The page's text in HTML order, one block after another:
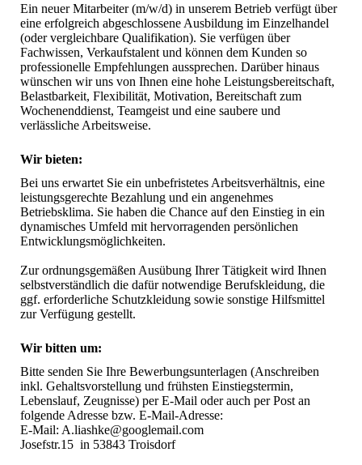
Ein neuer Mitarbeiter (m/w/d) in unserem Betrieb verfügt über
eine erfolgreich abgeschlossene Ausbildung im Einzelhandel
(oder vergleichbare Qualifikation). Sie verfügen über
Fachwissen, Verkaufstalent und können dem Kunden so
professionelle Empfehlungen aussprechen. Darüber hinaus
wünschen wir uns von Ihnen eine hohe Leistungsbereitschaft,
Belastbarkeit, Flexibilität, Motivation, Bereitschaft zum
Wochenenddienst, Teamgeist und eine saubere und
verlässliche Arbeitsweise.
Wir bieten:
Bei uns erwartet Sie ein unbefristetes Arbeitsverhältnis, eine
leistungsgerechte Bezahlung und ein angenehmes
Betriebsklima. Sie haben die Chance auf den Einstieg in ein
dynamisches Umfeld mit hervorragenden persönlichen
Entwicklungsmöglichkeiten.
Zur ordnungsgemäßen Ausübung Ihrer Tätigkeit wird Ihnen
selbstverständlich die dafür notwendige Berufskleidung, die
ggf. erforderliche Schutzkleidung sowie sonstige Hilfsmittel
Wir bitten um:
Bitte senden Sie Ihre Bewerbungsunterlagen (Anschreiben
inkl. Gehaltsvorstellung und frühsten Einstiegstermin,
Lebenslauf, Zeugnisse) per E-Mail oder auch per Post an
folgende Adresse bzw. E-Mail-Adresse:
E-Mail: A.liashke@googlemail.com
Josefstr.15  in 53843 Troisdorf